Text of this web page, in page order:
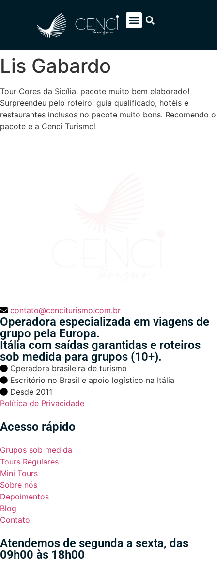
Lis Gabardo
Tour Cores da Sicília, pacote muito bem elaborado!
Surpreendeu pelo roteiro, guia qualificado, hotéis e
restaurantes inclusos no pacote muito bons. Recomendo o
pacote e a Cenci Turismo!
contato@cenciturismo.com.br
Operadora especializada em viagens de
grupo pela Europa.
Itália com saídas garantidas e roteiros
sob medida para grupos (10+).
Operadora brasileira de turismo
Escritório no Brasil e apoio logístico na Itália
Desde 2011
Política de Privacidade
Acesso rápido
Grupos sob medida
Tours Regulares
Mini Tours
Sobre nós
Depoimentos
Blog
Contato
Atendemos de segunda a sexta, das
09h00 às 18h00